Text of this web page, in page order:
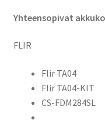
Ion
2500mAh
TA04,
Yhteensopivat
FLIR
Flir TA04
Flir TA04-KIT
CS-FDM284SL